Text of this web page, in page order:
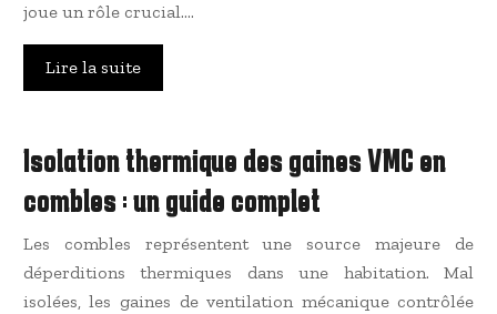
joue un rôle crucial….
Lire la suite
Isolation thermique des gaines VMC en
combles : un guide complet
Les combles représentent une source majeure de
déperditions thermiques dans une habitation. Mal
isolées, les gaines de ventilation mécanique contrôlée